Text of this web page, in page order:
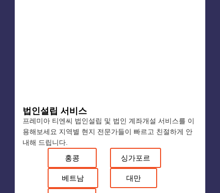
법인설립 서비스
프레미아 티엔씨 법인설립 및 법인 계좌개설 서비스를 이
용해보세요 지역별 현지 전문가들이 빠르고 친절하게 안
내해 드립니다.
홍콩 싱가포르
베트남 대만